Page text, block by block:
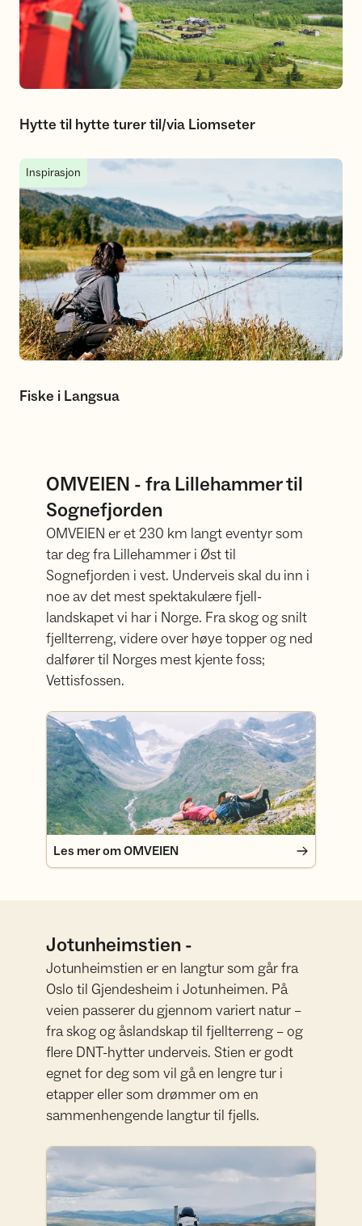
Hytte til hytte turer til/via Liomseter
Fiske i Langsua
Inspirasjon
Fiske i Langsua
OMVEIEN - fra Lillehammer til
Sognefjorden
OMVEIEN er et 230 km langt eventyr som
tar deg fra Lillehammer i Øst til
Sognefjorden i vest. Underveis skal du inn i
noe av det mest spektakulære fjell-
landskapet vi har i Norge. Fra skog og snilt
fjellterreng, videre over høye topper og ned
dalfører til Norges mest kjente foss;
Vettisfossen.
Les mer om OMVEIEN
Les mer om OMVEIEN
Jotunheimstien -
Jotunheimstien er en langtur som går fra
Oslo til Gjendesheim i Jotunheimen. På
veien passerer du gjennom variert natur –
fra skog og åslandskap til fjellterreng – og
flere DNT-hytter underveis. Stien er godt
egnet for deg som vil gå en lengre tur i
etapper eller som drømmer om en
sammenhengende langtur til fjells.
Les mer om Jotunheimstien